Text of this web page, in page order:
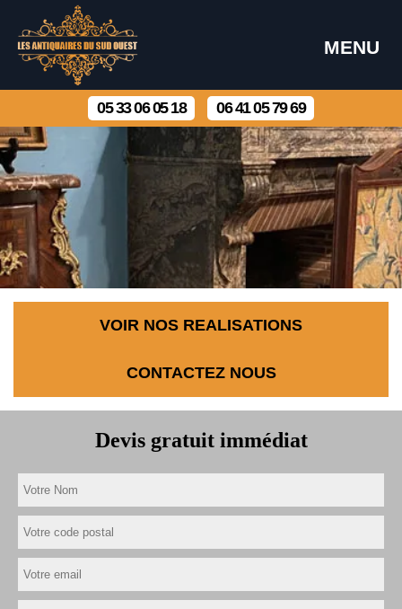
MENU
05 33 06 05 18 06 41 05 79 69
VOIR NOS REALISATIONS
CONTACTEZ NOUS
Devis gratuit immédiat